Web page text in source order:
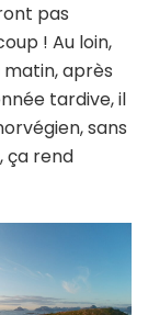
pas
! Au loin,
matin, après
tardive, il
sans
ça rend